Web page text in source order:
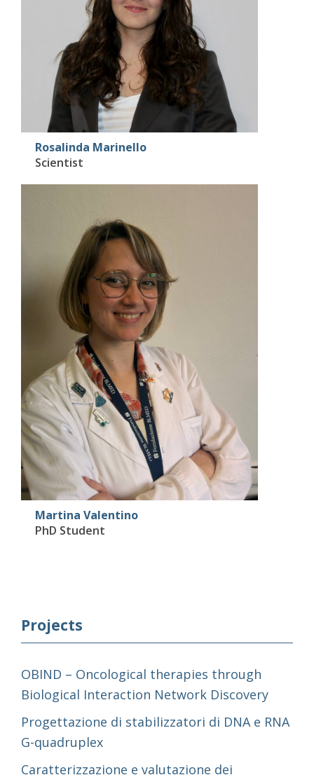
Rosalinda Marinello
Scientist
Martina Valentino
PhD Student
Projects
OBIND – Oncological therapies through
Biological Interaction Network Discovery
Progettazione di stabilizzatori di DNA e RNA
G-quadruplex
Caratterizzazione e valutazione dei